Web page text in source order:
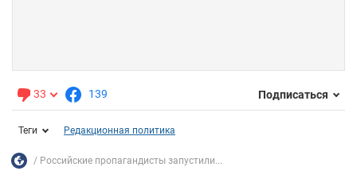
33 139 Подписаться
Теги Редакционная политика
Российские пропагандисты запустили...